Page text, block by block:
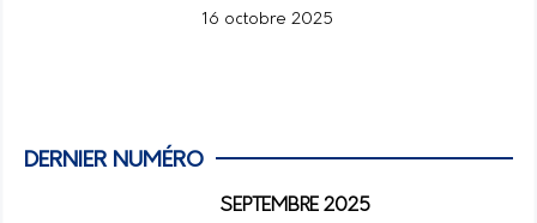
16 octobre 2025
DERNIER NUMÉRO
SEPTEMBRE 2025